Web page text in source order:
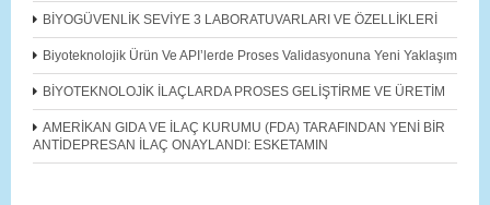
BİYOGÜVENLİK SEVİYE 3 LABORATUVARLARI VE ÖZELLİKLERİ
Biyoteknolojik Ürün Ve API’lerde Proses Validasyonuna Yeni Yaklaşım
BİYOTEKNOLOJİK İLAÇLARDA PROSES GELİŞTİRME VE ÜRETİM
AMERİKAN GIDA VE İLAÇ KURUMU (FDA) TARAFINDAN YENİ BİR
ANTİDEPRESAN İLAÇ ONAYLANDI: ESKETAMIN